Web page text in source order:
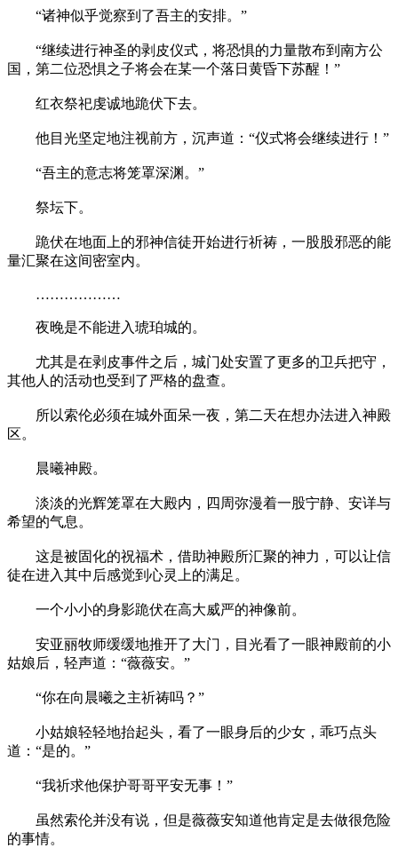
“诸神似乎觉察到了吾主的安排。”
“继续进行神圣的剥皮仪式，将恐惧的力量散布到南方公
国，第二位恐惧之子将会在某一个落日黄昏下苏醒！”
红衣祭祀虔诚地跪伏下去。
他目光坚定地注视前方，沉声道：“仪式将会继续进行！”
“吾主的意志将笼罩深渊。”
祭坛下。
跪伏在地面上的邪神信徒开始进行祈祷，一股股邪恶的能
量汇聚在这间密室内。
………………
夜晚是不能进入琥珀城的。
尤其是在剥皮事件之后，城门处安置了更多的卫兵把守，
其他人的活动也受到了严格的盘查。
所以索伦必须在城外面呆一夜，第二天在想办法进入神殿
区。
晨曦神殿。
淡淡的光辉笼罩在大殿内，四周弥漫着一股宁静、安详与
希望的气息。
这是被固化的祝福术，借助神殿所汇聚的神力，可以让信
徒在进入其中后感觉到心灵上的满足。
一个小小的身影跪伏在高大威严的神像前。
安亚丽牧师缓缓地推开了大门，目光看了一眼神殿前的小
姑娘后，轻声道：“薇薇安。”
“你在向晨曦之主祈祷吗？”
小姑娘轻轻地抬起头，看了一眼身后的少女，乖巧点头
道：“是的。”
“我祈求他保护哥哥平安无事！”
虽然索伦并没有说，但是薇薇安知道他肯定是去做很危险
的事情。